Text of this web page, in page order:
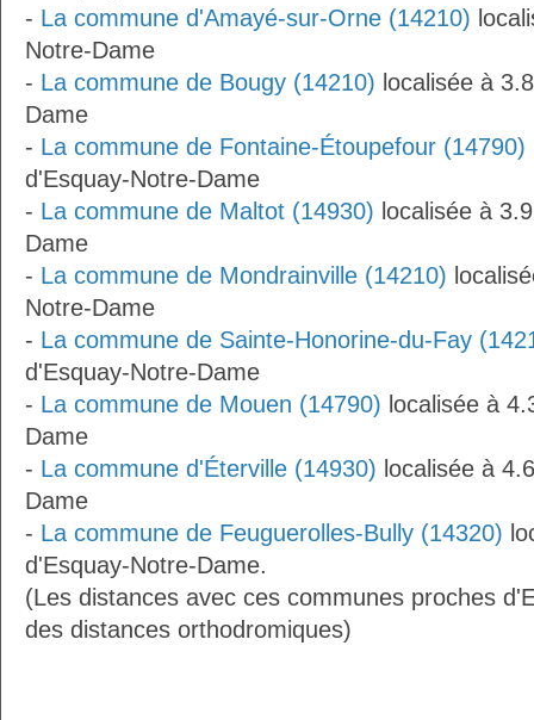
- La commune d'Amayé-sur-Orne (14210)
Notre-Dame
- La commune de Bougy (14210) localisée à
Dame
- La commune de Fontaine-Étoupefour (14790)
d'Esquay-Notre-Dame
- La commune de Maltot (14930) localisée à
Dame
- La commune de Mondrainville (14210)
Notre-Dame
- La commune de Sainte-Honorine-du-Fay
d'Esquay-Notre-Dame
- La commune de Mouen (14790) localisée à
Dame
- La commune d'Éterville (14930) localisée à
Dame
- La commune de Feuguerolles-Bully (14320)
d'Esquay-Notre-Dame.
(Les distances avec ces communes proches
des distances orthodromiques)